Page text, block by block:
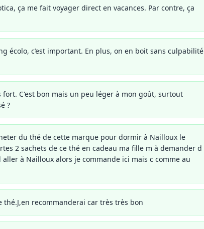
ça me fait voyager direct en vacances. Par contre, ça
écolo, c’est important. En plus, on en boit sans culpabilité
C'est bon mais un peu léger à mon goût, surtout
?
du thé de cette marque pour dormir à Nailloux le
2 sachets de ce thé en cadeau ma fille m à demander d
à Nailloux alors je commande ici mais c comme au
recommanderai car très très bon